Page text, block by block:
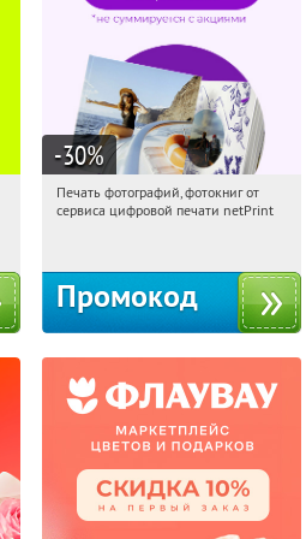
-30%
12:44:55 Получили:
Печать фотографий, фотокниг от
сервиса цифровой печати netPrint
Промокод